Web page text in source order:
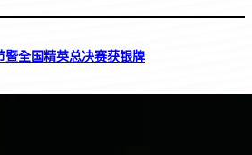
全国精英总决赛获银牌